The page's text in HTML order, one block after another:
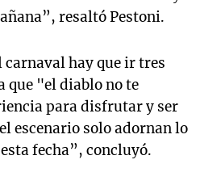
resaltó Pestoni.
hay que ir tres
que "el diablo no te
para disfrutar y ser
escenario solo adornan lo
fecha”, concluyó.